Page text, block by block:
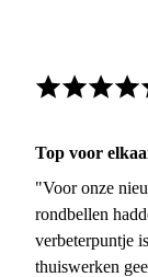
Top voor
"Voor onze
rondbellen
verbeterpuntje
thuiswerken